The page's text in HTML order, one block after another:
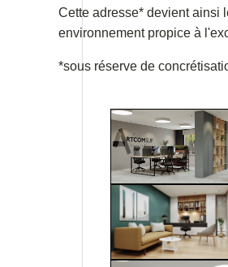
Cette adresse* devient ainsi
environnement propice à
*sous réserve de